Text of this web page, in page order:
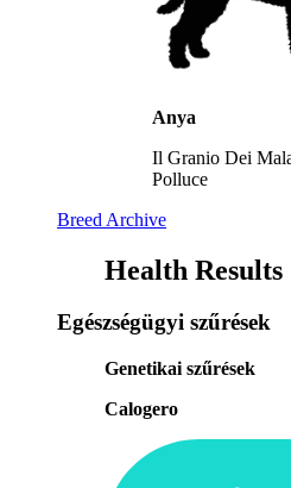
Anya
Il Granio Dei
Polluce
Breed Archive
Health Results
Egészségügyi szűrések
Genetikai szűrések
Calogero